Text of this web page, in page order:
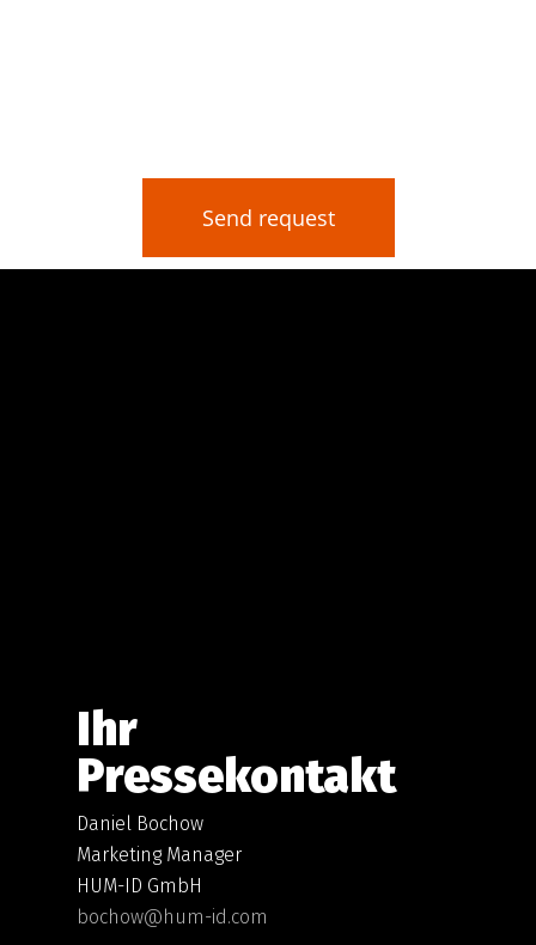
Send request
Ihr
Pressekontakt
Daniel Bochow
Marketing Manager
HUM-ID GmbH
bochow@hum-id.com